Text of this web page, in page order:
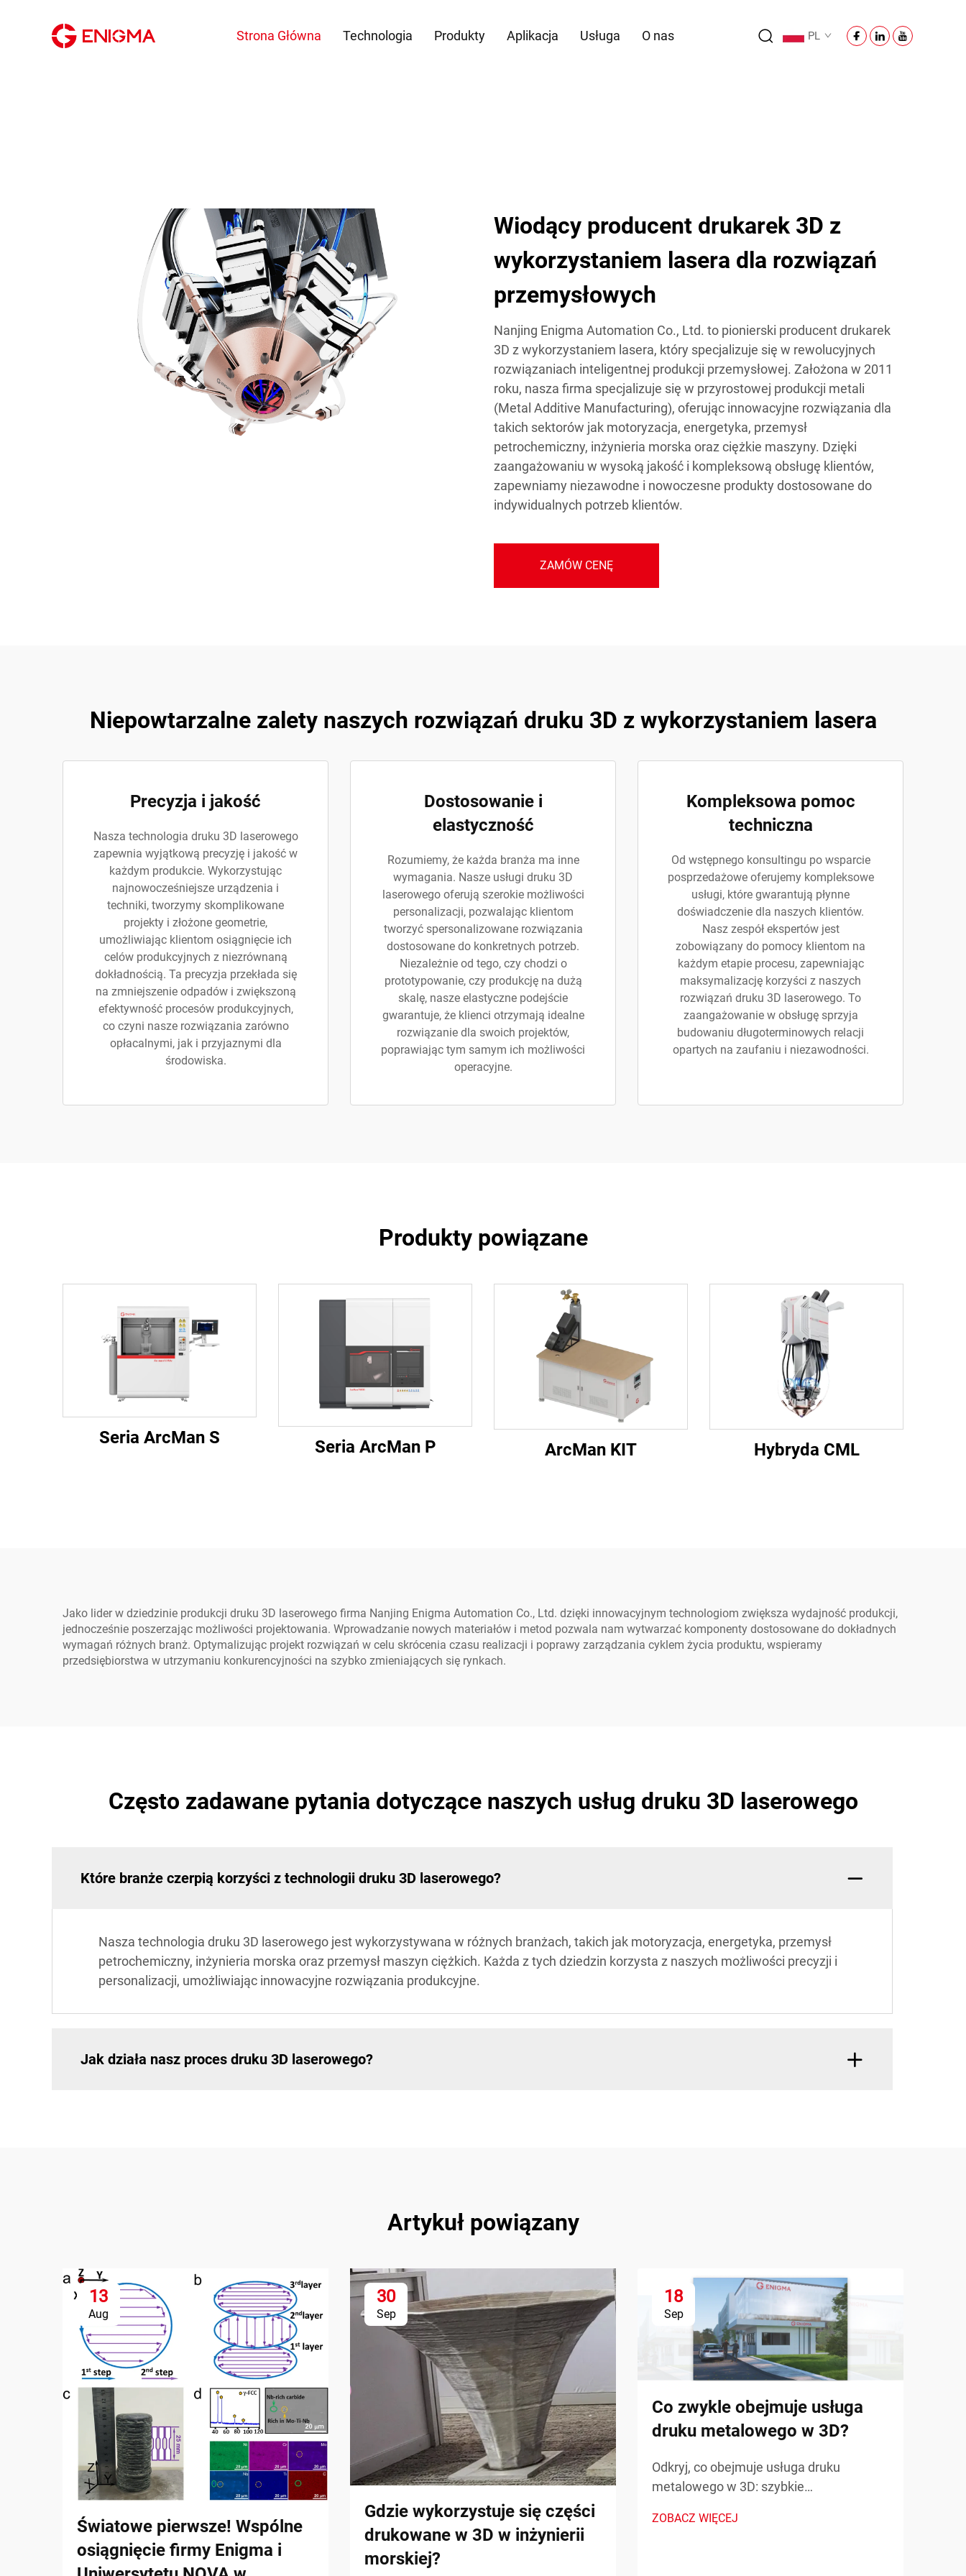
Strona Główna Technologia Produkty Aplikacja Usługa O nas PL
Wiodący producent drukarek 3D z
wykorzystaniem lasera dla rozwiązań
przemysłowych
Nanjing Enigma Automation Co., Ltd. to pionierski producent drukarek
3D z wykorzystaniem lasera, który specjalizuje się w rewolucyjnych
rozwiązaniach inteligentnej produkcji przemysłowej. Założona w 2011
roku, nasza firma specjalizuje się w przyrostowej produkcji metali
(Metal Additive Manufacturing), oferując innowacyjne rozwiązania dla
takich sektorów jak motoryzacja, energetyka, przemysł
petrochemiczny, inżynieria morska oraz ciężkie maszyny. Dzięki
zaangażowaniu w wysoką jakość i kompleksową obsługę klientów,
zapewniamy niezawodne i nowoczesne produkty dostosowane do
indywidualnych potrzeb klientów.
ZAMÓW CENĘ
Niepowtarzalne zalety naszych rozwiązań druku 3D z wykorzystaniem lasera
Precyzja i jakość
Nasza technologia druku 3D laserowego
zapewnia wyjątkową precyzję i jakość w
każdym produkcie. Wykorzystując
najnowocześniejsze urządzenia i
techniki, tworzymy skomplikowane
projekty i złożone geometrie,
umożliwiając klientom osiągnięcie ich
celów produkcyjnych z niezrównaną
dokładnością. Ta precyzja przekłada się
na zmniejszenie odpadów i zwiększoną
efektywność procesów produkcyjnych,
co czyni nasze rozwiązania zarówno
opłacalnymi, jak i przyjaznymi dla
środowiska.
Dostosowanie i
elastyczność
Rozumiemy, że każda branża ma inne
wymagania. Nasze usługi druku 3D
laserowego oferują szerokie możliwości
personalizacji, pozwalając klientom
tworzyć spersonalizowane rozwiązania
dostosowane do konkretnych potrzeb.
Niezależnie od tego, czy chodzi o
prototypowanie, czy produkcję na dużą
skalę, nasze elastyczne podejście
gwarantuje, że klienci otrzymają idealne
rozwiązanie dla swoich projektów,
poprawiając tym samym ich możliwości
operacyjne.
Kompleksowa pomoc
techniczna
Od wstępnego konsultingu po wsparcie
posprzedażowe oferujemy kompleksowe
usługi, które gwarantują płynne
doświadczenie dla naszych klientów.
Nasz zespół ekspertów jest
zobowiązany do pomocy klientom na
każdym etapie procesu, zapewniając
maksymalizację korzyści z naszych
rozwiązań druku 3D laserowego. To
zaangażowanie w obsługę sprzyja
budowaniu długoterminowych relacji
opartych na zaufaniu i niezawodności.
Produkty powiązane
Seria ArcMan S Seria ArcMan P ArcMan KIT Hybryda CML
Jako lider w dziedzinie produkcji druku 3D laserowego firma Nanjing Enigma Automation Co., Ltd. dzięki innowacyjnym technologiom zwiększa wydajność produkcji,
jednocześnie poszerzając możliwości projektowania. Wprowadzanie nowych materiałów i metod pozwala nam wytwarzać komponenty dostosowane do dokładnych
wymagań różnych branż. Optymalizując projekt rozwiązań w celu skrócenia czasu realizacji i poprawy zarządzania cyklem życia produktu, wspieramy
przedsiębiorstwa w utrzymaniu konkurencyjności na szybko zmieniających się rynkach.
Często zadawane pytania dotyczące naszych usług druku 3D laserowego
Które branże czerpią korzyści z technologii druku 3D laserowego?
Nasza technologia druku 3D laserowego jest wykorzystywana w różnych branżach, takich jak motoryzacja, energetyka, przemysł
petrochemiczny, inżynieria morska oraz przemysł maszyn ciężkich. Każda z tych dziedzin korzysta z naszych możliwości precyzji i
personalizacji, umożliwiając innowacyjne rozwiązania produkcyjne.
Jak działa nasz proces druku 3D laserowego?
Artykuł powiązany
13
Aug
Światowe pierwsze! Wspólne
osiągnięcie firmy Enigma i
30
Sep
Gdzie wykorzystuje się części
drukowane w 3D w inżynierii
morskiej?
18
Sep
Co zwykle obejmuje usługa
druku metalowego w 3D?
Odkryj, co obejmuje usługa druku
metalowego w 3D: szybkie
żądanie oraz produkcja złożonych
ZOBACZ WIĘCEJ